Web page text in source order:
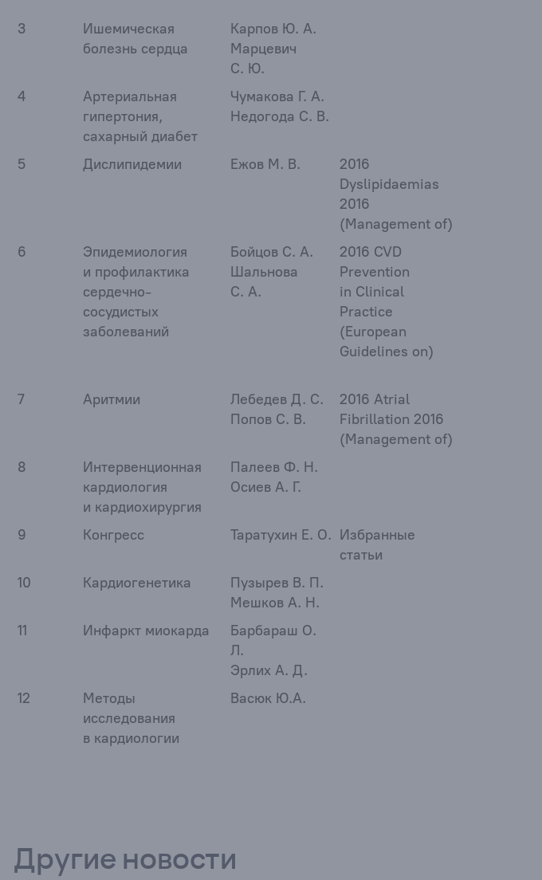
3
Ишемическая
болезнь сердца
Карпов Ю. А.
Марцевич
С. Ю.
4
Артериальная
гипертония,
сахарный диабет
Чумакова Г. А.
Недогода С. В.
5 Дислипидемии Ежов М. В.
2016
Dyslipidaemias
2016
(Management of)
6
Эпидемиология
и профилактика
сердечно-
сосудистых
заболеваний
Бойцов С. А.
Шальнова
С. А.
2016 CVD
Prevention
in Clinical
Practice
(European
Guidelines on)
7 Аритмии
Лебедев Д. С.
Попов С. В.
2016 Atrial
Fibrillation 2016
(Management of)
8
Интервенционная
кардиология
и кардиохирургия
Палеев Ф. Н.
Осиев А. Г.
9 Конгресс Таратухин Е. О. Избранные
статьи
10
Кардиогенетика
Пузырев В. П.
Мешков А. Н.
11
Инфаркт миокарда
Барбараш О.
Л.
Эрлих А. Д.
12
Методы
исследования
в кардиологии
Васюк Ю.А.
Другие новости